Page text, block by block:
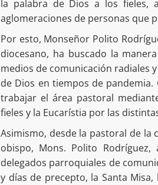
la palabra de Dios a los fieles,
aglomeraciones de personas que
Por esto, Monseñor Polito
diocesano, ha buscado la
medios de comunicación radiales
de Dios en tiempos de
trabajar el área pastoral
fieles y la Eucarístia por las
Asimismo, desde la pastoral de la
obispo, Mons. Polito
delegados parroquiales de
y días de precepto, la Santa